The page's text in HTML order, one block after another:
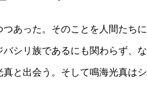
あった。そのことを人間たちに
シリ族であるにも関わらず、な
と出会う。そして鳴海光真はシ